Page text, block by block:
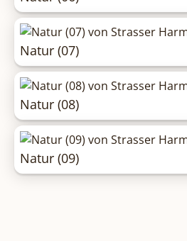
Natur (07)
Natur (08)
Natur (09)